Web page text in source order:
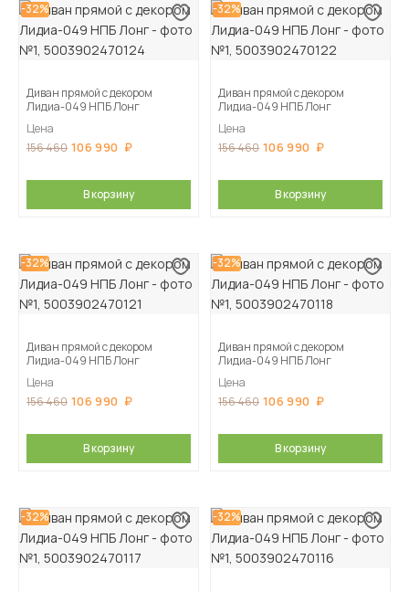
-32%
Диван прямой с декором
Лидиа-049 НПБ Лонг
Цена
156 460 106 990
В корзину
-32%
Диван прямой с декором
Лидиа-049 НПБ Лонг
Цена
156 460 106 990
В корзину
-32%
Диван прямой с декором
Лидиа-049 НПБ Лонг
Цена
156 460 106 990
В корзину
-32%
Диван прямой с декором
Лидиа-049 НПБ Лонг
Цена
156 460 106 990
В корзину
-32% -32%